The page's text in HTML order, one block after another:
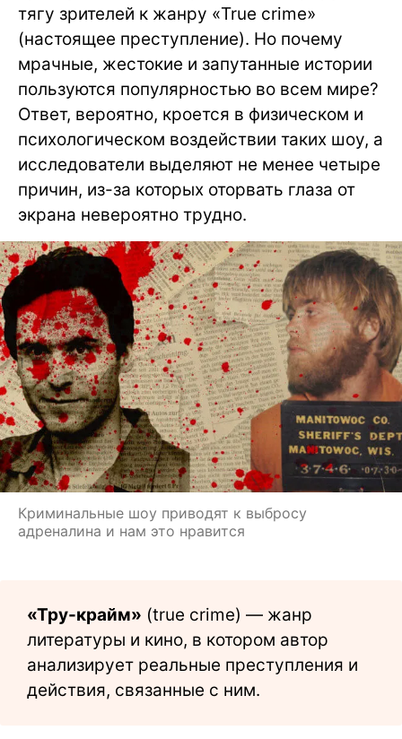
тягу зрителей к жанру «True crime»
(настоящее преступление). Но почему
мрачные, жестокие и запутанные истории
пользуются популярностью во всем мире?
Ответ, вероятно, кроется в физическом и
психологическом воздействии таких шоу, а
исследователи выделяют не менее четыре
причин, из-за которых оторвать глаза от
экрана невероятно трудно.
Криминальные шоу приводят к выбросу
адреналина и нам это нравится
«Тру-крайм» (true crime) — жанр
литературы и кино, в котором автор
анализирует реальные преступления и
действия, связанные с ним.